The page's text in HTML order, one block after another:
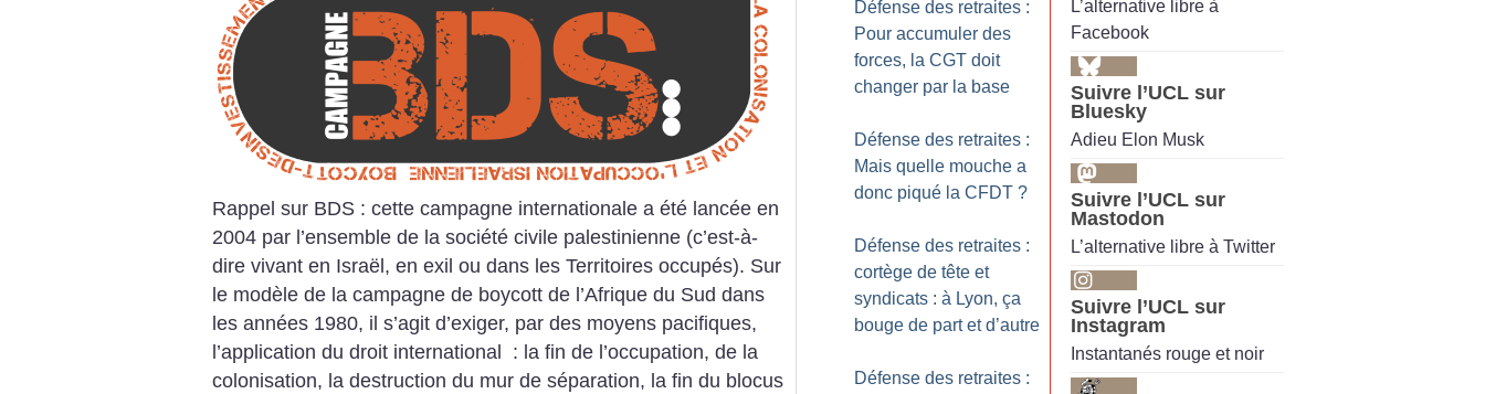
Rappel sur BDS : cette campagne internationale a été lancée en
2004 par l’ensemble de la société civile palestinienne (c’est-à-
dire vivant en Israël, en exil ou dans les Territoires occupés). Sur
le modèle de la campagne de boycott de l’Afrique du Sud dans
les années 1980, il s’agit d’exiger, par des moyens pacifiques,
l’application du droit international : la fin de l’occupation, de la
colonisation, la destruction du mur de séparation, la fin du blocus
Défense des retraites :
Pour accumuler des
forces, la CGT doit
changer par la base
Défense des retraites :
Mais quelle mouche a
donc piqué la CFDT ?
Défense des retraites :
cortège de tête et
syndicats : à Lyon, ça
bouge de part et d’autre
Défense des retraites :
L’alternative libre à
Facebook
Suivre l’UCL sur
Bluesky
Adieu Elon Musk
Suivre l’UCL sur
Mastodon
L’alternative libre à Twitter
Suivre l’UCL sur
Instagram
Instantanés rouge et noir